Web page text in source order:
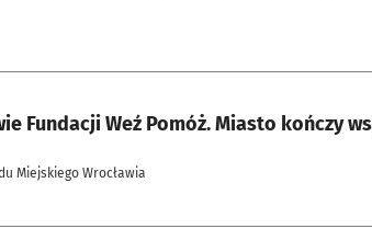
Fundacji Weź Pomóż. Miasto kończy
Miejskiego Wrocławia